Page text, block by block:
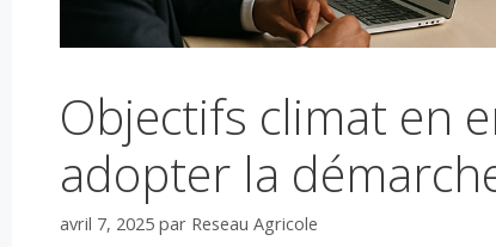
Objectifs climat en
adopter la
avril 7, 2025 par Reseau Agricole